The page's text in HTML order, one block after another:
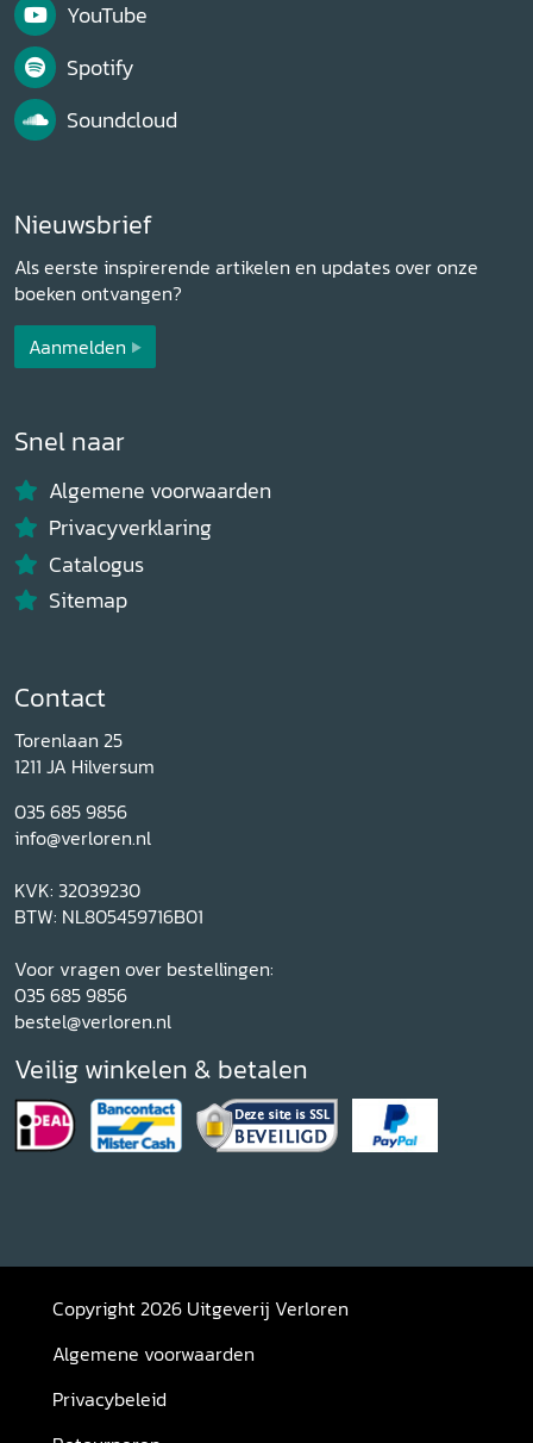
YouTube
Spotify
Soundcloud
Nieuwsbrief
Als eerste inspirerende artikelen en updates over onze
boeken ontvangen?
Aanmelden
Snel naar
Algemene voorwaarden
Privacyverklaring
Catalogus
Sitemap
Contact
Torenlaan 25
1211 JA Hilversum
035 685 9856
info@verloren.nl
KVK: 32039230
BTW: NL805459716B01
Voor vragen over bestellingen:
035 685 9856
bestel@verloren.nl
Veilig winkelen & betalen
Copyright 2026 Uitgeverij Verloren
Algemene voorwaarden
Privacybeleid